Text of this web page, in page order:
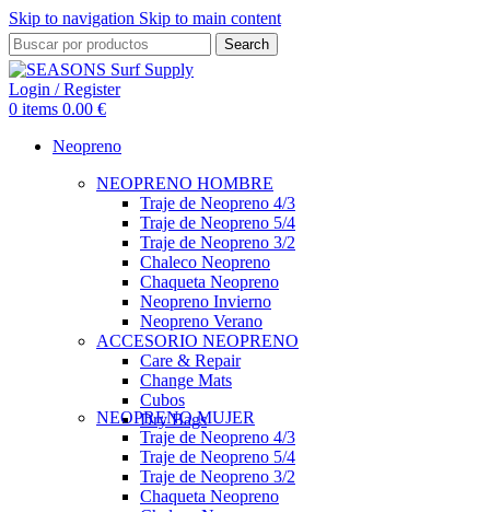
Skip to navigation Skip to main content
Search
Login / Register
0 items 0.00 €
Neopreno
NEOPRENO HOMBRE
Traje de Neopreno 4/3
Traje de Neopreno 5/4
Traje de Neopreno 3/2
Chaleco Neopreno
Chaqueta Neopreno
Neopreno Invierno
Neopreno Verano
ACCESORIO NEOPRENO
Care & Repair
Change Mats
Cubos
Dry Bags
NEOPRENO MUJER
Traje de Neopreno 4/3
Traje de Neopreno 5/4
Traje de Neopreno 3/2
Chaqueta Neopreno